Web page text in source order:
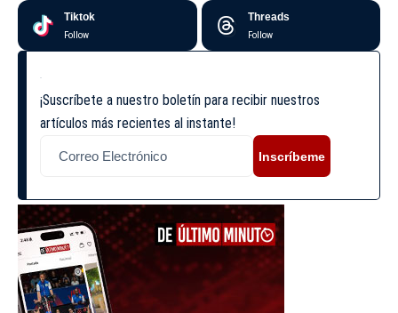
Tiktok
Follow
Threads
Follow
¡Suscríbete a nuestro boletín para recibir nuestros
artículos más recientes al instante!
Inscríbeme